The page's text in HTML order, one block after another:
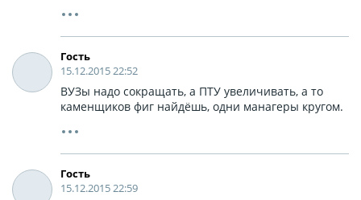
Гость
15.12.2015 22:52
ВУЗы надо сокращать, а ПТУ увеличивать, а то
каменщиков фиг найдёшь, одни манагеры кругом.
Гость
15.12.2015 22:59